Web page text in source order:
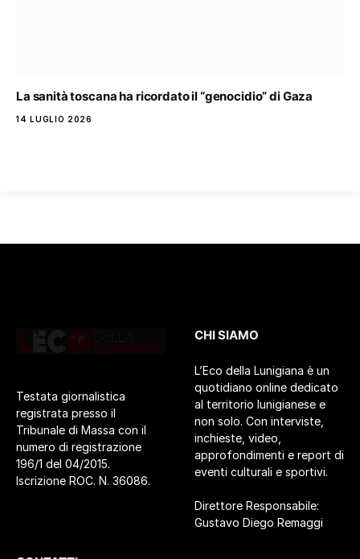
La sanità toscana ha ricordato il “genocidio” di Gaza
14 LUGLIO 2026
Testata giornalistica
registrata presso il
Tribunale di Massa con il
numero di registrazione
196/1 del 04/2015.
Iscrizione ROC. N. 36086.
CHI SIAMO
L’Eco della Lunigiana è un
quotidiano online dedicato
al territorio lunigianese e
non solo. Con interviste,
inchieste, video,
approfondimenti e report di
eventi culturali e sportivi.
Direttore Responsabile:
Gustavo Diego Remaggi